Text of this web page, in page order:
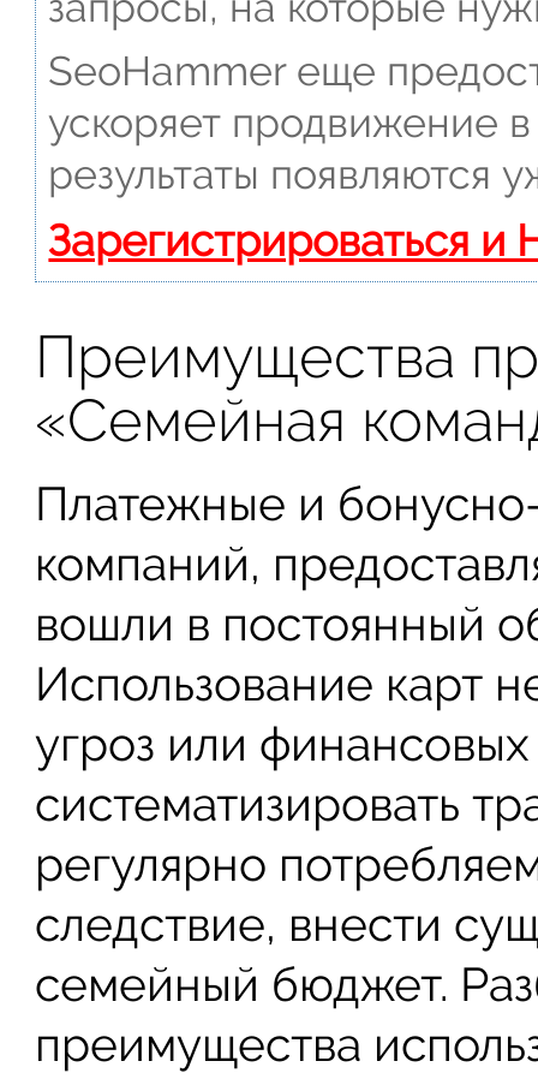
SeoHammer еще
ускоряет продвижение
результаты появляются
Зарегистрироваться и
Преимущества
«Семейная
Платежные и
компаний,
вошли в постоянный
Использование карт
угроз или
систематизировать
регулярно
следствие, внести
семейный бюджет.
преимущества